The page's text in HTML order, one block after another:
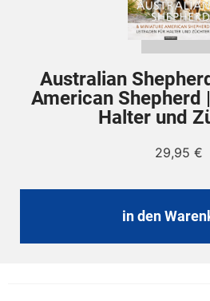
Australian
American Shepherd
Halter und
29,95 €
in den